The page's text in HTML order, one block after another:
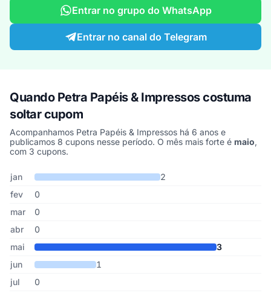
Entrar no grupo do WhatsApp
Entrar no canal do Telegram
Quando Petra Papéis & Impressos costuma
soltar cupom
Acompanhamos Petra Papéis & Impressos há 6 anos e
publicamos 8 cupons nesse período. O mês mais forte é maio,
com 3 cupons.
Cupons de Petra Papéis & Impressos publicados por mês,
Mês Cupons publicadosDesconto médio
jan
2
fev
0
mar
0
abr
0
mai
3
jun
1
jul
0